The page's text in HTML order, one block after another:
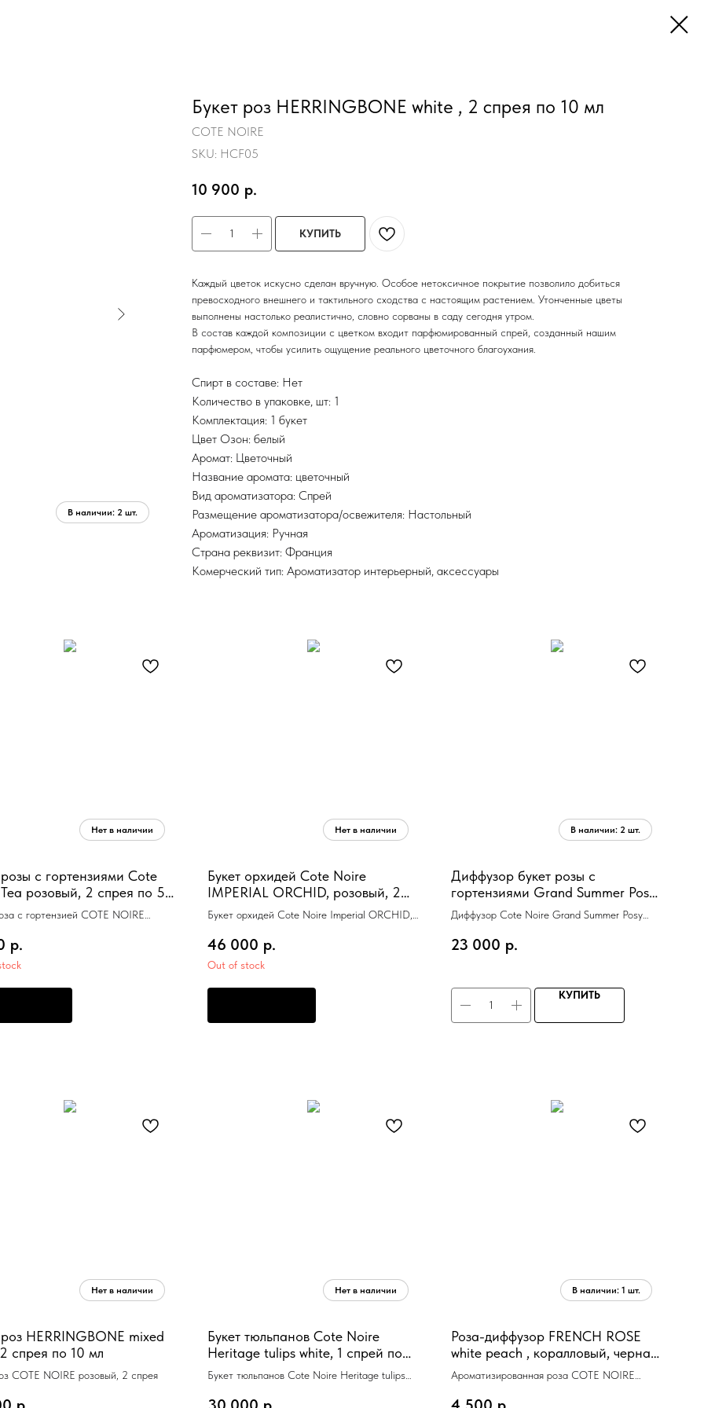
Букет роз HERRINGBONE white , 2 спрея по 10 мл
COTE NOIRE
SKU: HCF05
10 900 р.
КУПИТЬ
Каждый цветок искусно сделан вручную. Особое нетоксичное покрытие позволило добиться
превосходного внешнего и тактильного сходства с настоящим растением. Утонченные цветы
выполнены настолько реалистично, словно сорваны в саду сегодня утром.
В состав каждой композиции с цветком входит парфюмированный спрей, созданный нашим
парфюмером, чтобы усилить ощущение реального цветочного благоухания.
Спирт в составе: Нет
Количество в упаковке, шт: 1
Комплектация: 1 букет
Цвет Озон: белый
Аромат: Цветочный
Название аромата: цветочный
Вид ароматизатора: Спрей
Размещение ароматизатора/освежителя: Настольный
Ароматизация: Ручная
Страна реквизит: Франция
Комерческий тип: Ароматизатор интерьерный, аксессуары
розы с гортензиями Cote
розовый, 2 спрея по 5
с гортензией COTE NOIRE
р.
Букет орхидей Cote Noire
IMPERIAL ORCHID, розовый, 2
спрея по 10мл
Букет орхидей Cote Noire Imperial ORCHID,
46 000 р.
Out of stock
Диффузор букет розы с
гортензиями Grand Summer Pos
,бело-голубой, металл, 2 спрея по
10 мл
Диффузор Cote Noire Grand Summer Posy
серебряная ваза, металл, спрей 15 мл*2шт
23 000 р.
КУПИТЬ
роз HERRINGBONE mixed
спрея по 10 мл
COTE NOIRE розовый, 2 спрея
Букет тюльпанов Cote Noire
Heritage tulips white, 1 спрей по
10 мл, 38 x 38 x 38
Букет тюльпанов Cote Noire Heritage tulips
Роза-диффузор FRENCH ROSE
white peach , коралловый, черная
ваза, 1 спрей 10мл
Ароматизированная роза COTE NOIRE